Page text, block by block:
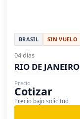
BRASIL SIN VUELO
04 días
RIO DE JANEIRO
Precio
Cotizar
Precio bajo solicitud